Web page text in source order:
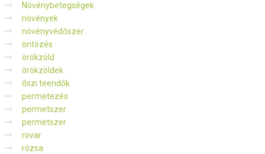
Növénybetegségek
növények
növényvédőszer
öntözés
örökzöld
örökzöldek
őszi teendők
permetezés
permetszer
permetszer
rovar
rózsa